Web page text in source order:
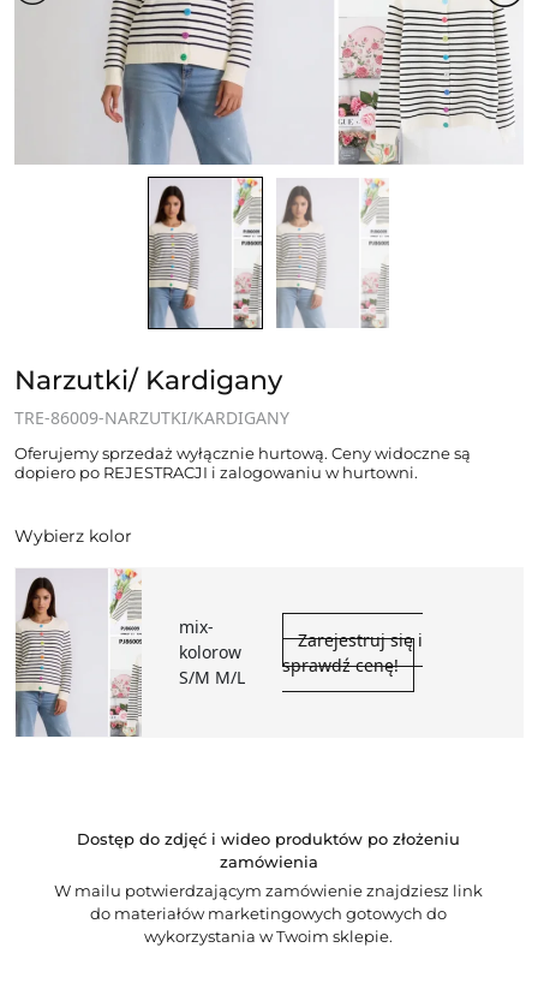
Narzutki/ Kardigany
TRE-86009-NARZUTKI/KARDIGANY
Oferujemy sprzedaż wyłącznie hurtową. Ceny widoczne są
dopiero po REJESTRACJI i zalogowaniu w hurtowni.
Wybierz kolor
mix-
kolorow
S/M M/L
Zarejestruj się i
sprawdź cenę!
Dostęp do zdjęć i wideo produktów po złożeniu
zamówienia
W mailu potwierdzającym zamówienie znajdziesz link
do materiałów marketingowych gotowych do
wykorzystania w Twoim sklepie.